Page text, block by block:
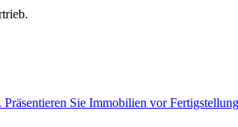
Sie Immobilien vor